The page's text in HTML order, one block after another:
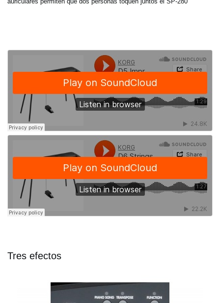
Tres efectos